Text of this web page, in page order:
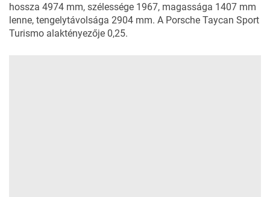
hossza 4974 mm, szélessége 1967, magassága 1407 mm
lenne, tengelytávolsága 2904 mm. A Porsche Taycan Sport
Turismo alaktényezője 0,25.